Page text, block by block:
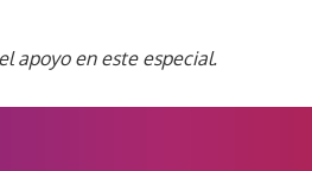
apoyo en este especial.